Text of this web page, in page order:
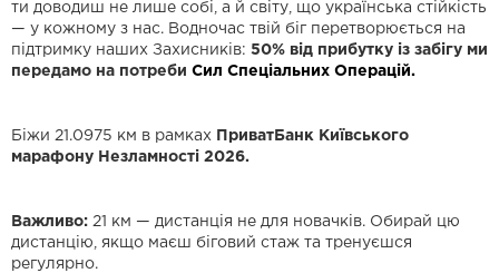
ти доводиш не лише собі, а й світу, що українська стійкість
— у кожному з нас. Водночас твій біг перетворюється на
підтримку наших Захисників: 50% від прибутку із забігу ми
передамо на потреби Сил Спеціальних Операцій.
Біжи 21.0975 км в рамках
ПриватБанк Київського
марафону Незламності 2026.
Важливо: 21 км — дистанція не для новачків. Обирай цю
дистанцію, якщо маєш біговий стаж та тренуєшся
регулярно.